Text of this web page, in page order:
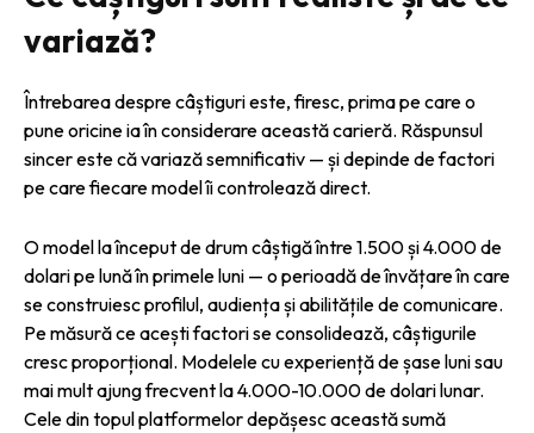
variază?
Întrebarea despre câștiguri este, firesc, prima pe care o
pune oricine ia în considerare această carieră. Răspunsul
sincer este că variază semnificativ — și depinde de factori
pe care fiecare model îi controlează direct.
O model la început de drum câștigă între 1.500 și 4.000 de
dolari pe lună în primele luni — o perioadă de învățare în care
se construiesc profilul, audiența și abilitățile de comunicare.
Pe măsură ce acești factori se consolidează, câștigurile
cresc proporțional. Modelele cu experiență de șase luni sau
mai mult ajung frecvent la 4.000-10.000 de dolari lunar.
Cele din topul platformelor depășesc această sumă